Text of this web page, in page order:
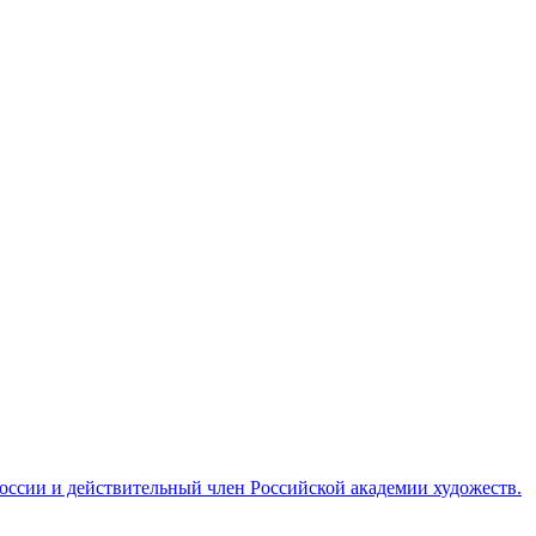
и действительный член Российской академии художеств.